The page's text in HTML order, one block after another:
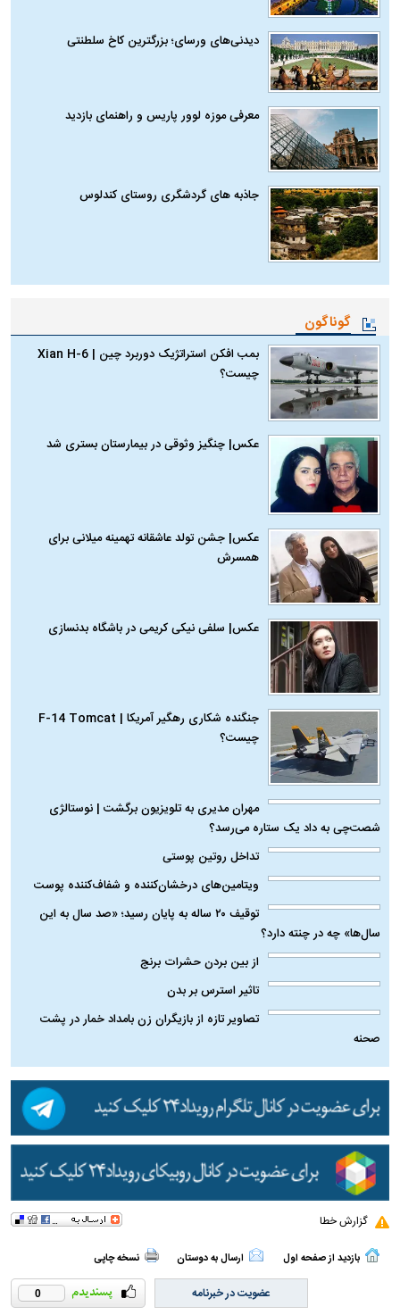
دیدنی‌های ورسای؛ بزرگترین کاخ سلطنتی
معرفی موزه لوور پاریس و راهنمای بازدید
جاذبه های گردشگری روستای کندلوس
گوناگون
بمب افکن استراتژیک دوربرد چین | Xian H-6
چیست؟
عکس| چنگیز وثوقی در بیمارستان بستری شد
عکس| جشن تولد عاشقانه تهمینه میلانی برای
همسرش
عکس| سلفی نیکی کریمی در باشگاه بدنسازی
جنگنده شکاری رهگیر آمریکا | F-14 Tomcat
چیست؟
مهران مدیری به تلویزیون برگشت | نوستالژی
شصت‌چی به داد یک ستاره می‌رسد؟
تداخل روتین پوستی
ویتامین‌های درخشان‌کننده و شفاف‌کننده پوست
توقیف ۲۰ ساله به پایان رسید؛ «صد سال به این
سال‌ها» چه در چنته دارد؟
از بین بردن حشرات برنج
تاثیر استرس بر بدن
تصاویر تازه از بازیگران زن بامداد خمار در پشت
صحنه
گزارش خطا
بازدید از صفحه اول ارسال به دوستان نسخه چاپی
0 عضویت در خبرنامه